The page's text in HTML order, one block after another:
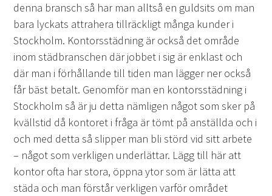
denna bransch så har man alltså en guldsits om man
bara lyckats attrahera tillräckligt många kunder i
Stockholm. Kontorsstädning är också det område
inom städbranschen där jobbet i sig är enklast och
där man i förhållande till tiden man lägger ner också
får bäst betalt. Genomför man en kontorsstädning i
Stockholm så är ju detta nämligen något som sker på
kvällstid då kontoret i fråga är tömt på anställda och i
och med detta så slipper man bli störd vid sitt arbete
– något som verkligen underlättar. Lägg till här att
kontor ofta har stora, öppna ytor som är lätta att
städa och man förstår verkligen varför området